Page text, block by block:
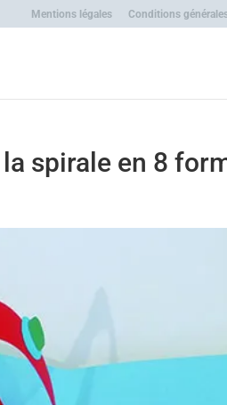
Mentions légales Conditions
spirale en 8